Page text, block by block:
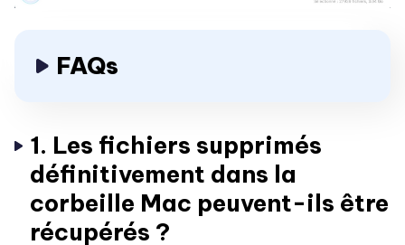
FAQs
1. Les fichiers supprimés
définitivement dans la
corbeille Mac peuvent-ils être
récupérés ?